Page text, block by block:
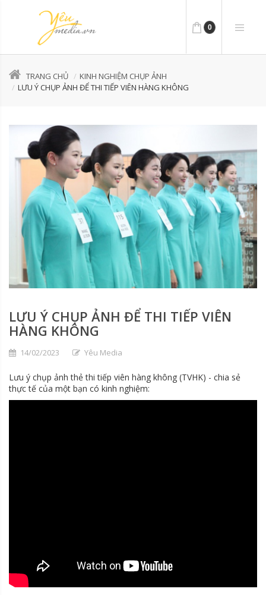
0
TRANG CHỦ
KINH NGHIỆM CHỤP ẢNH
LƯU Ý CHỤP ẢNH ĐỂ THI TIẾP VIÊN HÀNG KHÔNG
LƯU Ý CHỤP ẢNH ĐỂ THI TIẾP VIÊN
HÀNG KHÔNG
14/02/2023 Yêu Media
Lưu ý chụp ảnh thẻ thi tiếp viên hàng không (TVHK) - chia sẻ
thực tế của một bạn có kinh nghiệm: